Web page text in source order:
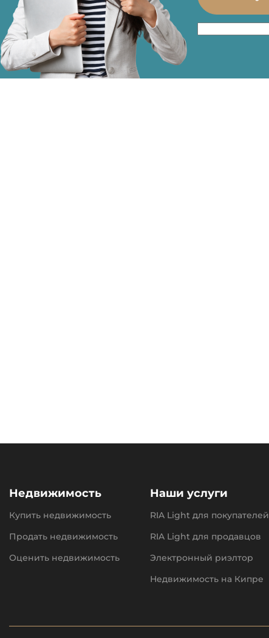
Недвижимость
Купить недвижимость
Продать недвижимость
Оценить недвижимость
Наши услуги
RIA Light для покупателей
RIA Light для продавцов
Электронный риэлтор
Недвижимость на Кипре